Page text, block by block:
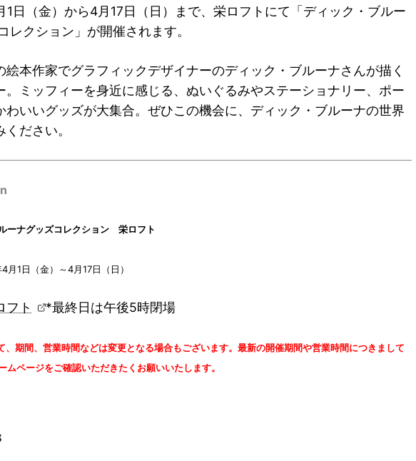
日（金）から4月17日（日）まで、栄ロフトにて「ディック・ブルー
レクション」が開催されます。
絵本作家でグラフィックデザイナーのディック・ブルーナさんが描く
。ミッフィーを身近に感じる、ぬいぐるみやステーショナリー、ポー
わいいグッズが大集合。ぜひこの機会に、ディック・ブルーナの世界
ださい。
ーナグッズコレクション 栄ロフト
月1日（金）～4月17日（日）
フト *最終日は午後5時閉場
期間、営業時間などは変更となる場合もございます。最新の開催期間や営業時間につきまして
ムページをご確認いただきたくお願いいたします。